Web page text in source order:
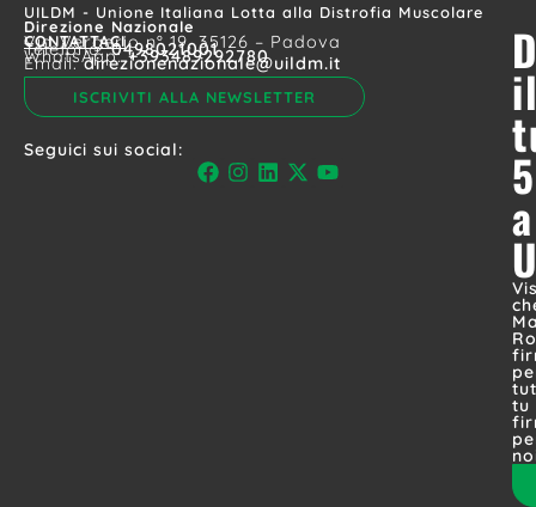
UILDM - Unione Italiana Lotta alla Distrofia Muscolare
Direzione Nazionale
CONTATTACI
Via Vergerio n° 19, 35126 – Padova
Telefono:0498021001
WhatsApp:+393489292780
Email:direzionenazionale@uildm.it
ISCRIVITI ALLA NEWSLETTER
Seguici sui social:
a
tu